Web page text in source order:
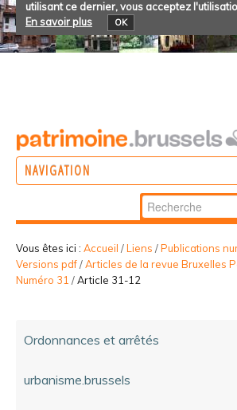
utilisant ce dernier, vous acceptez
En savoir plus
OK
NAVIGATION
PARTICIPER
Chercher par
Recherche
avancée…
Vous êtes ici : Accueil /Liens /Publications
Versions pdf/Articles de la revue Bruxelles
Numéro 31 /Article 31-12
Ordonnances et arrêtés
urbanisme.brussels